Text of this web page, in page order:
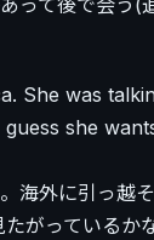
って後で会う(
She was
guess she
海外に引っ越
がっているかな